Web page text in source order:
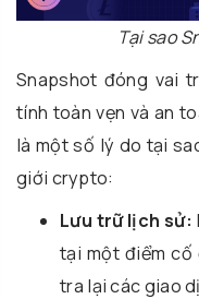
Tại sao
Snapshot đóng vai
tính toàn vẹn và an
là một số lý do tại
giới crypto:
Lưu trữ lịch sử:
tại một điểm cố
tra lại các giao